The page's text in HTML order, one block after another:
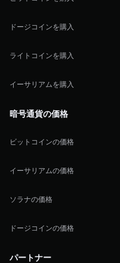
ドージコインを購入
ライトコインを購入
イーサリアムを購入
暗号通貨の価格
ビットコインの価格
イーサリアムの価格
ソラナの価格
ドージコインの価格
パートナー